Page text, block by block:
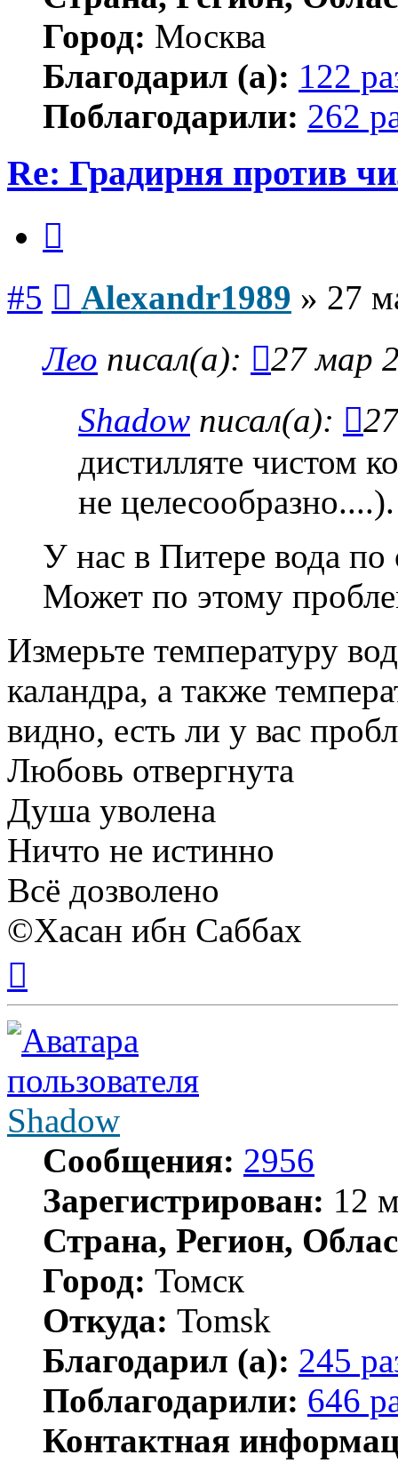
Город: Москва
Благодарил (а): 122
Поблагодарили: 262
Re: Градирня против
#5 Alexandr1989 » 27
Лео писал(а):
27 мар
Shadow писал(а):
дистилляте чистом
не целесообразно....).
У нас в Питере вода
Может по этому
Измерьте температуру
каландра, а также
видно, есть ли у вас
Любовь отвергнута
Душа уволена
Ничто не истинно
Всё дозволено
©Хасан ибн Саббах
началу
Shadow
Сообщения: 2956
Зарегистрирован: 12
Страна, Регион,
Город: Томск
Откуда: Tomsk
Благодарил (а): 245
Поблагодарили: 646
Контактная